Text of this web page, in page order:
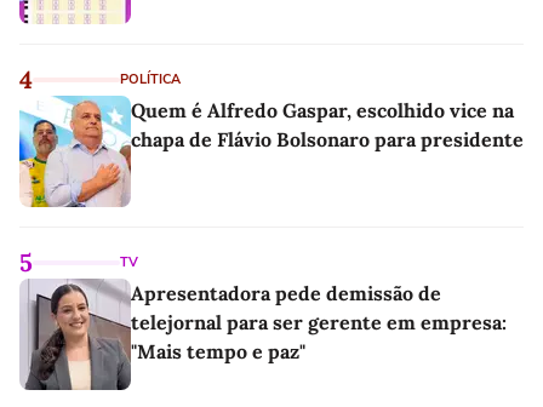
4 POLÍTICA
Quem é Alfredo Gaspar, escolhido vice na
chapa de Flávio Bolsonaro para presidente
5 TV
Apresentadora pede demissão de
telejornal para ser gerente em empresa:
"Mais tempo e paz"